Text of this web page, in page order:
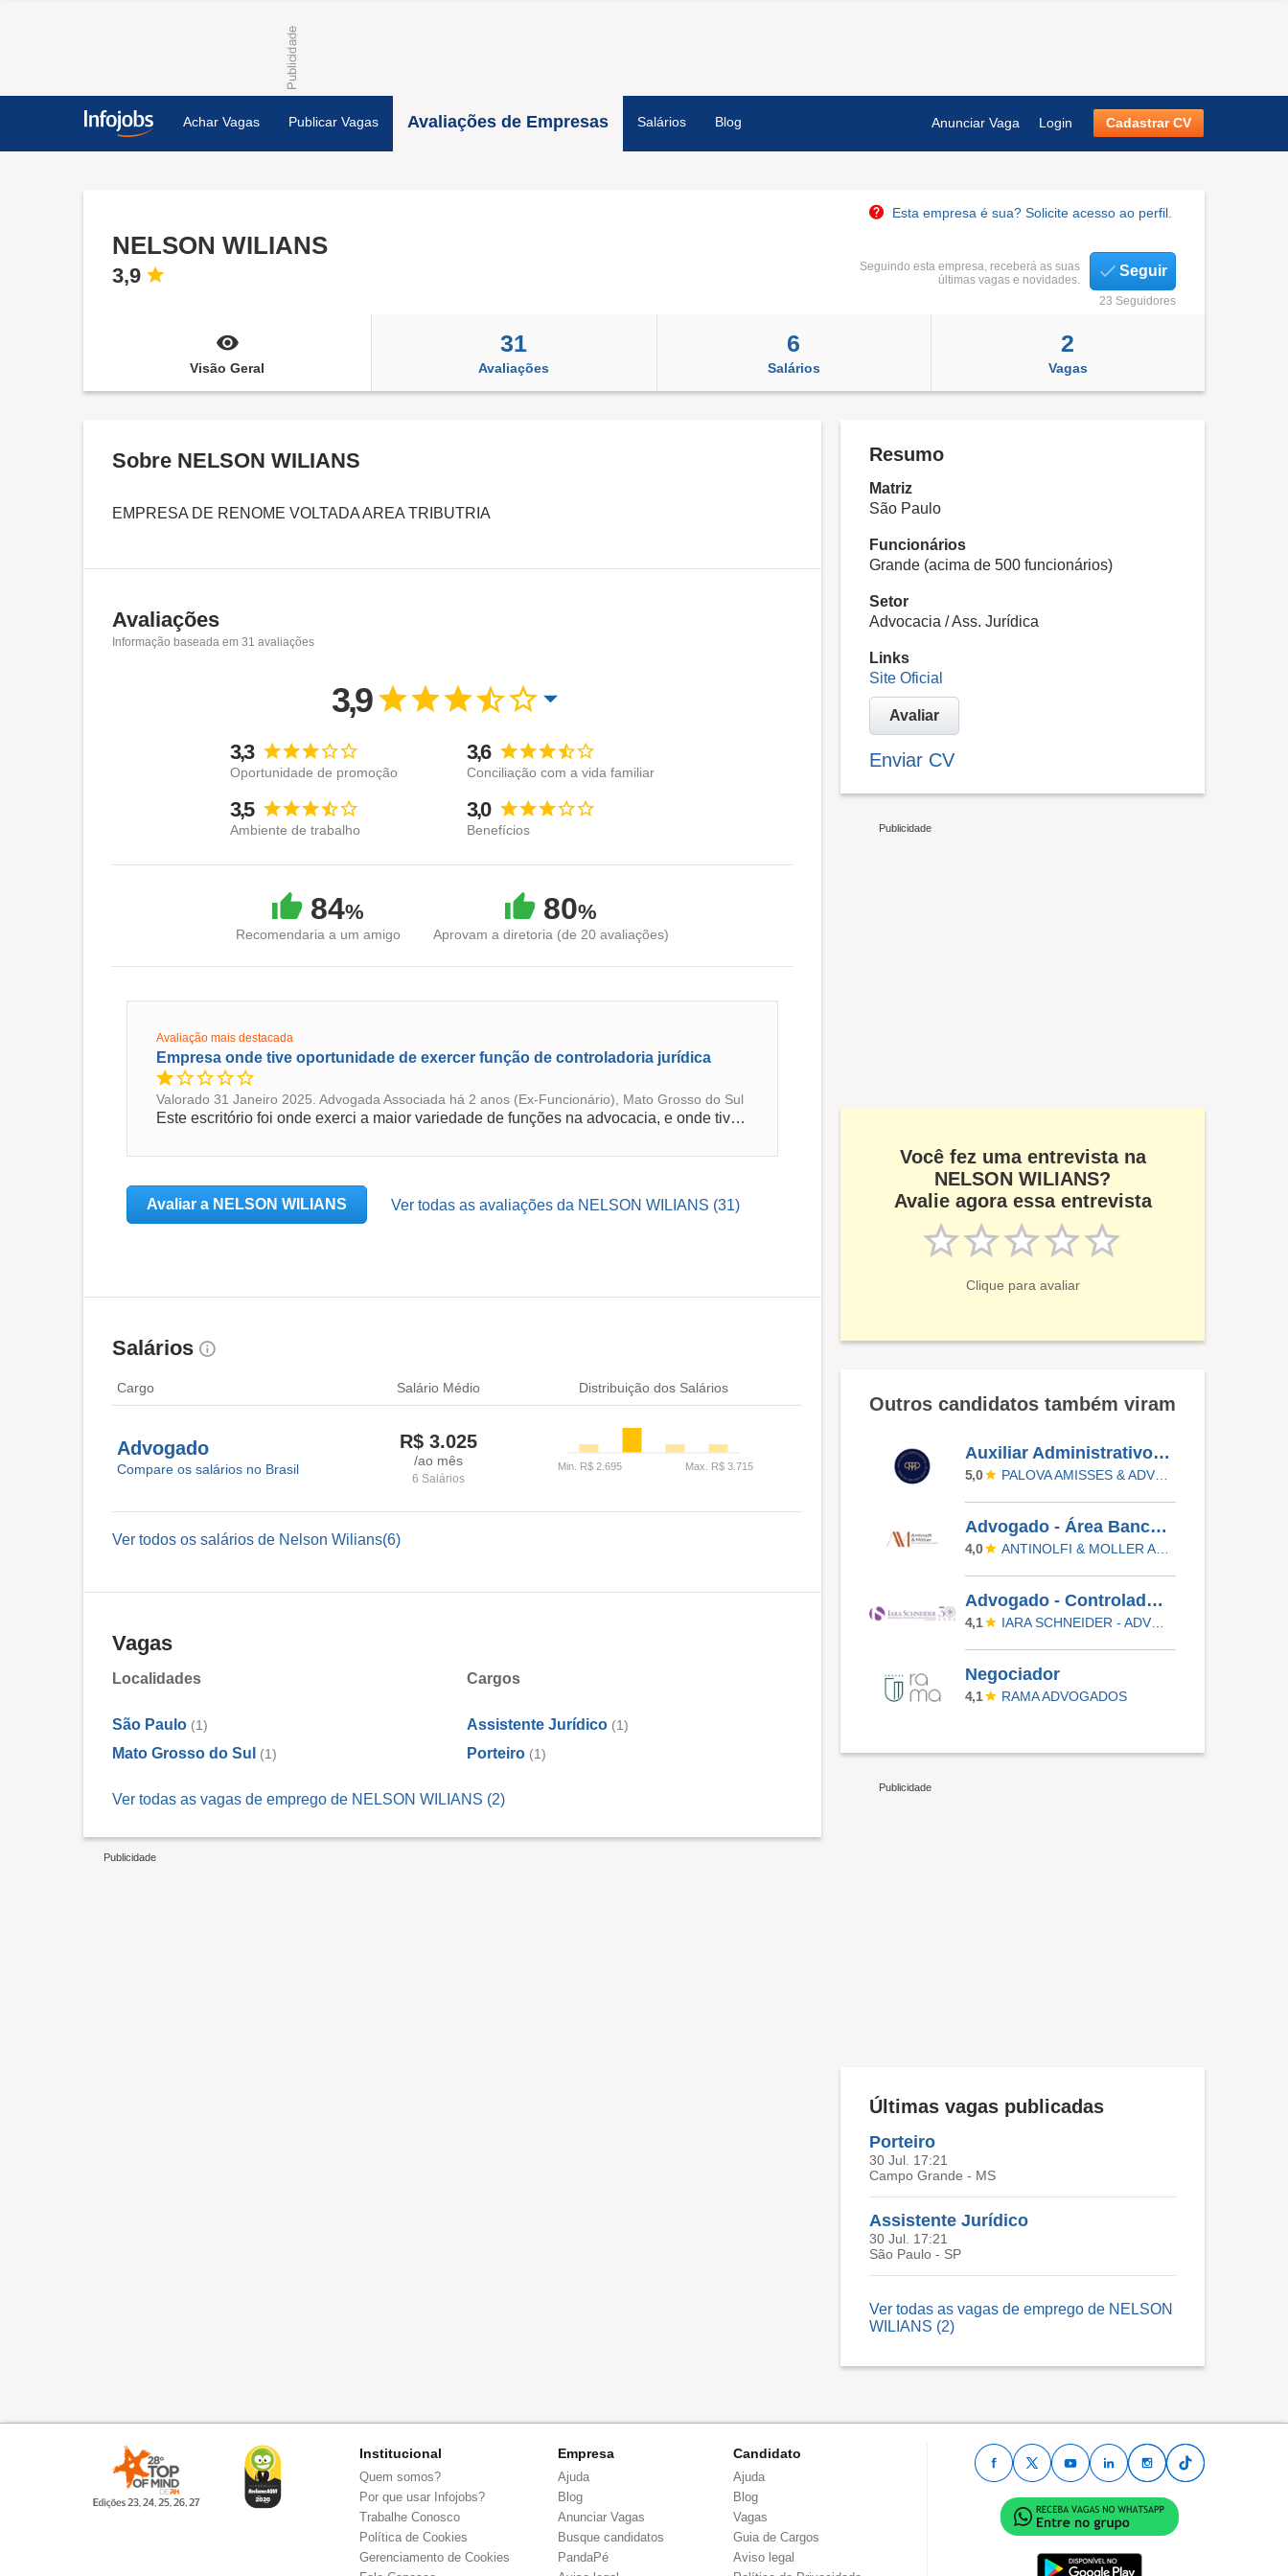
Achar Vagas Publicar Vagas Avaliações de Empresas Salários Blog Anunciar Vaga Login Cadastrar CV
Esta empresa é sua? Solicite acesso ao perfil.
NELSON WILIANS
3,9
Seguindo esta empresa, receberá as suas
últimas vagas e novidades.
Seguir
23 Seguidores
Visão Geral
31
Avaliações
6
Salários
2
Vagas
Sobre NELSON WILIANS
EMPRESA DE RENOME VOLTADA AREA TRIBUTRIA
Avaliações
Informação baseada em 31 avaliações
3,9
3,3
Oportunidade de promoção
3,6
Conciliação com a vida familiar
3,5
Ambiente de trabalho
3,0
Benefícios
84%
Recomendaria a um amigo
80%
Aprovam a diretoria (de 20 avaliações)
Avaliação mais destacada
Empresa onde tive oportunidade de exercer função de controladoria jurídica
Valorado 31 Janeiro 2025. Advogada Associada há 2 anos (Ex-Funcionário), Mato Grosso do Sul
Este escritório foi onde exerci a maior variedade de funções na advocacia, e onde tive o primeiro contato com as funções de controladoria ju...
Avaliar a NELSON WILIANS Ver todas as avaliações da NELSON WILIANS (31)
Salários
Cargo Salário Médio Distribuição dos Salários
Advogado
Compare os salários no Brasil
R$ 3.025
/ao mês
6 Salários
Ver todos os salários de Nelson Wilians(6)
Vagas
Localidades
São Paulo (1)
Mato Grosso do Sul (1)
Cargos
Assistente Jurídico (1)
Porteiro (1)
Ver todas as vagas de emprego de NELSON WILIANS (2)
Resumo
Matriz
São Paulo
Funcionários
Grande (acima de 500 funcionários)
Setor
Advocacia / Ass. Jurídica
Links
Site Oficial
Avaliar
Enviar CV
Você fez uma entrevista na
NELSON WILIANS?
Avalie agora essa entrevista
Clique para avaliar
Outros candidatos também viram
Auxiliar Administrativo De Backoffice
5,0
Advogado - Área Bancária - Recuperaçao Judicial
4,0
Advogado - Controladoria
4,1
Negociador
4,1 RAMA ADVOGADOS
Últimas vagas publicadas
Porteiro
30 Jul. 17:21
Campo Grande - MS
Assistente Jurídico
30 Jul. 17:21
São Paulo - SP
Ver todas as vagas de emprego de NELSON
WILIANS (2)
Institucional
Quem somos?
Por que usar Infojobs?
Trabalhe Conosco
Política de Cookies
Gerenciamento de Cookies
Empresa
Ajuda
Blog
Anunciar Vagas
Busque candidatos
PandaPé
Candidato
Ajuda
Blog
Vagas
Guia de Cargos
Aviso legal